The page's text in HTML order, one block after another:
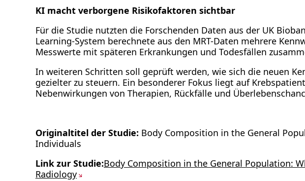
KI macht verborgene Risikofaktoren sichtbar
Für die Studie nutzten die Forschenden Daten aus der UK
Learning-System berechnete aus den MRT-Daten mehrere
Messwerte mit späteren Erkrankungen und Todesfällen
In weiteren Schritten soll geprüft werden, wie sich die neuen
gezielter zu steuern. Ein besonderer Fokus liegt auf
Nebenwirkungen von Therapien, Rückfälle und
Originaltitel der Studie: Body Composition in the General
Individuals
Link zur Studie:Body Composition in the General Population:
Radiology